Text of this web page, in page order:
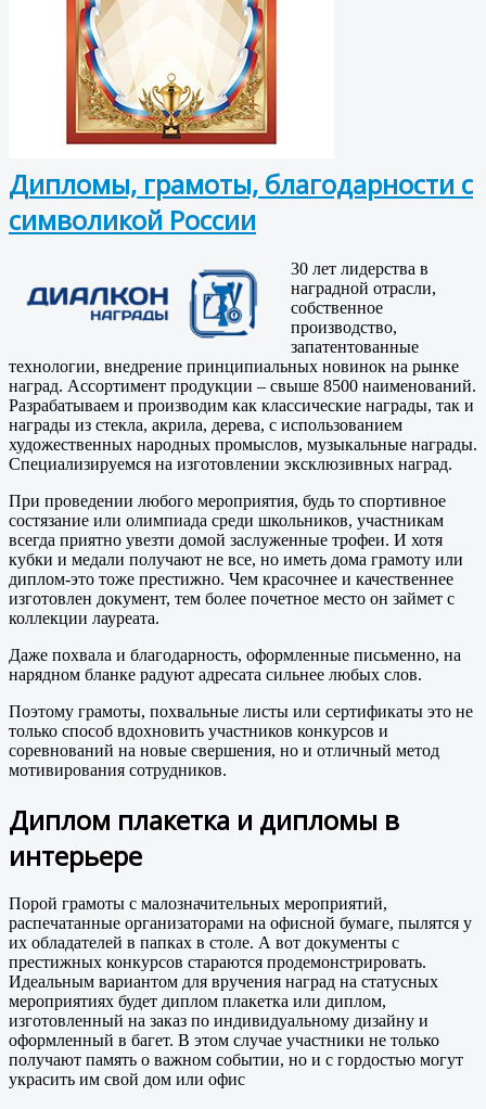
Дипломы, грамоты, благодарности с
символикой России
30 лет лидерства в
наградной отрасли,
собственное
производство,
запатентованные
технологии, внедрение принципиальных новинок на рынке
наград. Ассортимент продукции – свыше 8500 наименований.
Разрабатываем и производим как классические награды, так и
награды из стекла, акрила, дерева, с использованием
художественных народных промыслов, музыкальные награды.
Специализируемся на изготовлении эксклюзивных наград.
При проведении любого мероприятия, будь то спортивное
состязание или олимпиада среди школьников, участникам
всегда приятно увезти домой заслуженные трофеи. И хотя
кубки и медали получают не все, но иметь дома грамоту или
диплом-это тоже престижно. Чем красочнее и качественнее
изготовлен документ, тем более почетное место он займет с
коллекции лауреата.
Даже похвала и благодарность, оформленные письменно, на
нарядном бланке радуют адресата сильнее любых слов.
Поэтому грамоты, похвальные листы или сертификаты это не
только способ вдохновить участников конкурсов и
соревнований на новые свершения, но и отличный метод
мотивирования сотрудников.
Диплом плакетка и дипломы в
интерьере
Порой грамоты с малозначительных мероприятий,
распечатанные организаторами на офисной бумаге, пылятся у
их обладателей в папках в столе. А вот документы с
престижных конкурсов стараются продемонстрировать.
Идеальным вариантом для вручения наград на статусных
мероприятиях будет диплом плакетка или диплом,
изготовленный на заказ по индивидуальному дизайну и
оформленный в багет. В этом случае участники не только
получают память о важном событии, но и с гордостью могут
украсить им свой дом или офис